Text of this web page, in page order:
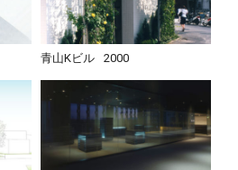
青山Kビル 2000